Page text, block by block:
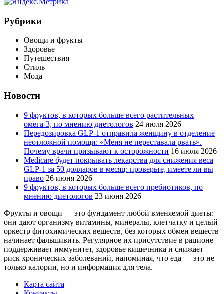
Рубрики
Овощи и фрукты
Здоровье
Путешествия
Стиль
Мода
Новости
9 фруктов, в которых больше всего растительных
омега-3, по мнению диетологов 24 июля 2026
Передозировка GLP-1 отправила женщину в отделение
неотложной помощи: «Меня не переставала рвать».
Почему врачи призывают к осторожности 16 июля 2026
Medicare будет покрывать лекарства для снижения веса
GLP-1 за 50 долларов в месяц: проверьте, имеете ли вы
право 26 июня 2026
9 фруктов, в которых больше всего пребиотиков, по
мнению диетологов 23 июня 2026
Фрукты и овощи — это фундамент любой вменяемой диеты:
они дают организму витамины, минералы, клетчатку и целый
оркестр фитохимических веществ, без которых обмен веществ
начинает фальшивить. Регулярное их присутствие в рационе
поддерживает иммунитет, здоровье кишечника и снижает
риск хронических заболеваний, напоминая, что еда — это не
только калории, но и информация для тела.
Карта сайта